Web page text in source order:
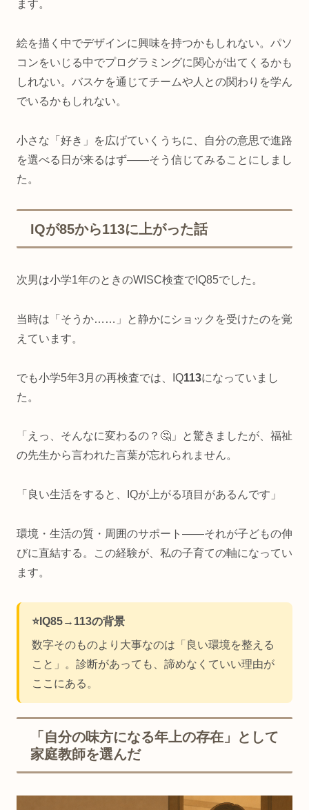
ます。
絵を描く中でデザインに興味を持つかもしれない。パソ
コンをいじる中でプログラミングに関心が出てくるかも
しれない。バスケを通じてチームや人との関わりを学ん
でいるかもしれない。
小さな「好き」を広げていくうちに、自分の意思で進路
を選べる日が来るはず——そう信じてみることにしまし
た。
IQが85から113に上がった話
次男は小学1年のときのWISC検査でIQ85でした。
当時は「そうか……」と静かにショックを受けたのを覚
えています。
でも小学5年3月の再検査では、IQ113になっていまし
た。
「えっ、そんなに変わるの？🤔」と驚きましたが、福祉
の先生から言われた言葉が忘れられません。
「良い生活をすると、IQが上がる項目があるんです」
環境・生活の質・周囲のサポート——それが子どもの伸
びに直結する。この経験が、私の子育ての軸になってい
ます。
⭐️IQ85→113の背景
数字そのものより大事なのは「良い環境を整える
こと」。診断があっても、諦めなくていい理由が
ここにある。
「自分の味方になる年上の存在」として
家庭教師を選んだ